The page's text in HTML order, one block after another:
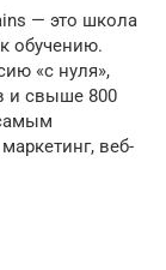
— это школа
обучению.
«с нуля»,
и свыше 800
веб-